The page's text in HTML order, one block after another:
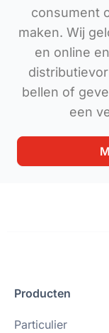
consument
maken. Wij
en online
bellen of
een
Producten
Particulier